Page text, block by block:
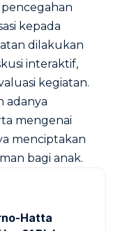
kepada
dilakukan
interaktif,
kegiatan.
adanya
mengenai
menciptakan
bagi anak.
Hatta